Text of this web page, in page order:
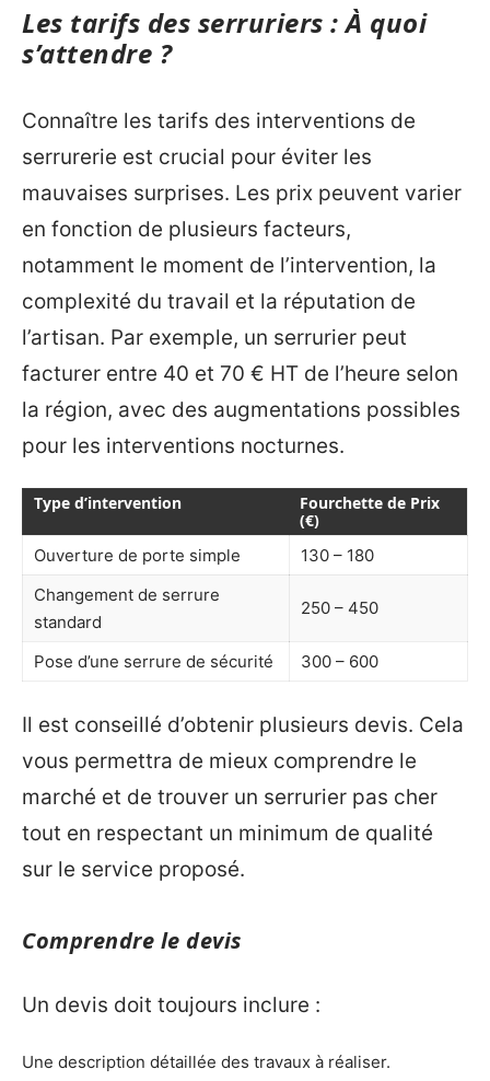
Les tarifs des serruriers : À quoi
s’attendre ?
Connaître les tarifs des interventions de
serrurerie est crucial pour éviter les
mauvaises surprises. Les prix peuvent varier
en fonction de plusieurs facteurs,
notamment le moment de l’intervention, la
complexité du travail et la réputation de
l’artisan. Par exemple, un serrurier peut
facturer entre 40 et 70 € HT de l’heure selon
la région, avec des augmentations possibles
pour les interventions nocturnes.
Type d’intervention
Fourchette de Prix
(€)
Ouverture de porte simple
130 – 180
Changement de serrure
standard
250 – 450
Pose d’une serrure de sécurité 300 – 600
Il est conseillé d’obtenir plusieurs devis. Cela
vous permettra de mieux comprendre le
marché et de trouver un serrurier pas cher
tout en respectant un minimum de qualité
sur le service proposé.
Comprendre le devis
Un devis doit toujours inclure :
Une description détaillée des travaux à réaliser.